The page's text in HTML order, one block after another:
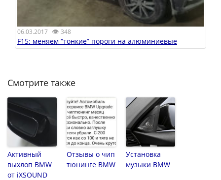
06.03.2017 👁 348
F15: меняем “тонкие” пороги на алюминиевые
Смотрите также
Активный
выхлоп BMW
от iXSOUND
Отзывы о чип
тюнинге BMW
Установка
музыки BMW